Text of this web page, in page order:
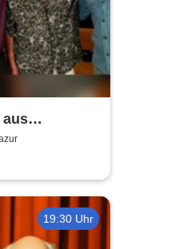
aus
der Villa
19:30 Uhr